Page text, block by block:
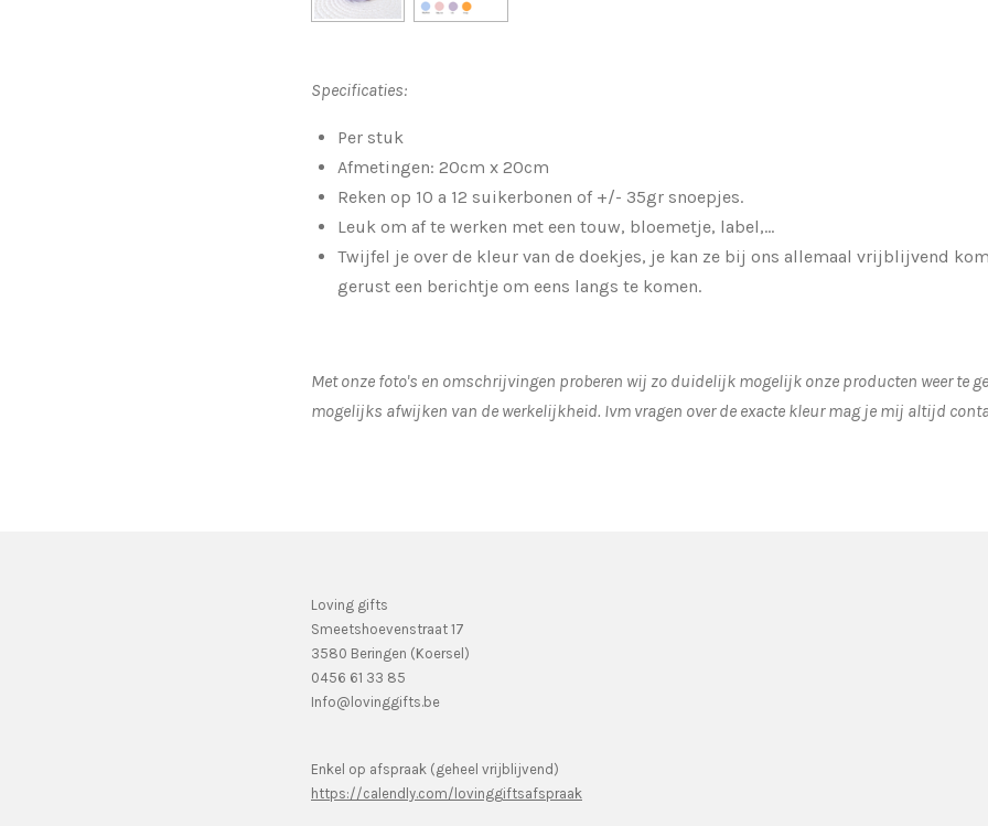
Specificaties:
Per stuk
Afmetingen: 20cm x 20cm
Reken op 10 a 12 suikerbonen of +/- 35gr snoepjes.
Leuk om af te werken met een touw, bloemetje, label,...
Twijfel je over de kleur van de doekjes, je kan ze bij ons allemaal vrijblijvend
gerust een berichtje om eens langs te komen.
Met onze foto's en omschrijvingen proberen wij zo duidelijk mogelijk onze producten weer te
mogelijks afwijken van de werkelijkheid. Ivm vragen over de exacte kleur mag je mij altijd
Loving gifts
Smeetshoevenstraat 17
3580 Beringen (Koersel)
0456 61 33 85
Info@lovinggifts.be
Enkel op afspraak (geheel vrijblijvend)
https://calendly.com/lovinggiftsafspraak